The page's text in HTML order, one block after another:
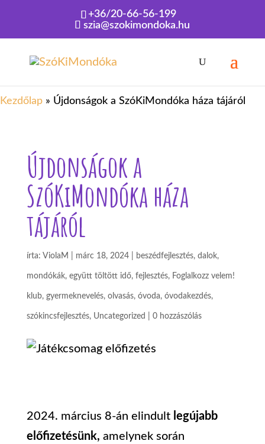
+36/20-66-56-199
szia@szokimondoka.hu
Kezdőlap » Újdonságok a SzóKiMondóka háza tájáról
Újdonságok a
SzóKiMondóka háza
tájáról
írta: ViolaM márc 18, 2024| beszédfejlesztés, dalok,
mondókák, együtt töltött idő, fejlesztés, Foglalkozz velem!
klub, gyermeknevelés, olvasás, óvoda, óvodakezdés,
szókincsfejlesztés, Uncategorized 0 hozzászólás
2024. március 8-án elindult legújabb
előfizetésünk, amelynek során